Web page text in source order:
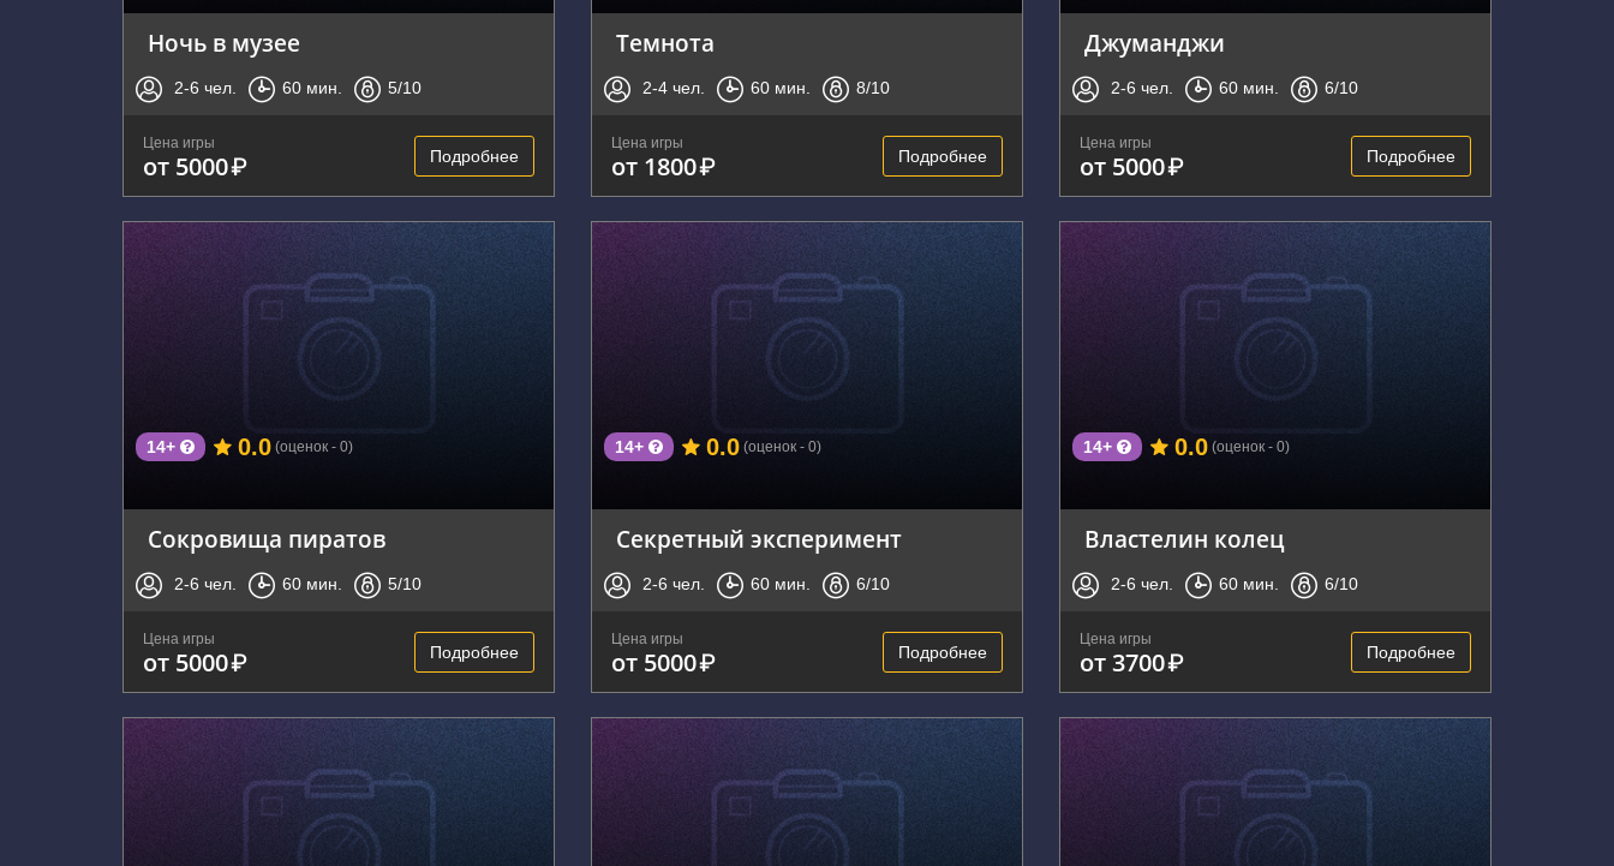
Ночь в музее
2-6 чел. 60 мин. 5/10
Цена игры
от 5000₽ Подробнее
Темнота
2-4 чел. 60 мин. 8/10
Цена игры
от 1800₽ Подробнее
Джуманджи
2-6 чел. 60 мин. 6/10
Цена игры
от 5000₽ Подробнее
г. Владивосток, Нижнепортовая улица, 1
14+ 0.0 (оценок - 0)
Сокровища пиратов
2-6 чел. 60 мин. 5/10
Цена игры
от 5000₽ Подробнее
г. Владивосток, Нижнепортовая улица, 1
14+ 0.0 (оценок - 0)
Секретный эксперимент
2-6 чел. 60 мин. 6/10
Цена игры
от 5000₽ Подробнее
г. Владивосток, Нижнепортовая улица, 1
14+ 0.0 (оценок - 0)
Властелин колец
2-6 чел. 60 мин. 6/10
Цена игры
от 3700₽ Подробнее
г. Владивосток, Черёмуховая улица, 15
г. Владивосток, Нижнепортовая улица, 1
г. Владивосток, Посьетская улица, 27